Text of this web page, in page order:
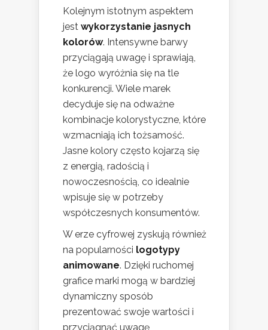
Kolejnym istotnym aspektem
jest wykorzystanie jasnych
kolorów. Intensywne barwy
przyciągają uwagę i sprawiają,
że logo wyróżnia się na tle
konkurencji. Wiele marek
decyduje się na odważne
kombinacje kolorystyczne, które
wzmacniają ich tożsamość.
Jasne kolory często kojarzą się
z energią, radością i
nowoczesnością, co idealnie
wpisuje się w potrzeby
współczesnych konsumentów.
W erze cyfrowej zyskują również
na popularności logotypy
animowane. Dzięki ruchomej
grafice marki mogą w bardziej
dynamiczny sposób
prezentować swoje wartości i
przyciągnąć uwagę